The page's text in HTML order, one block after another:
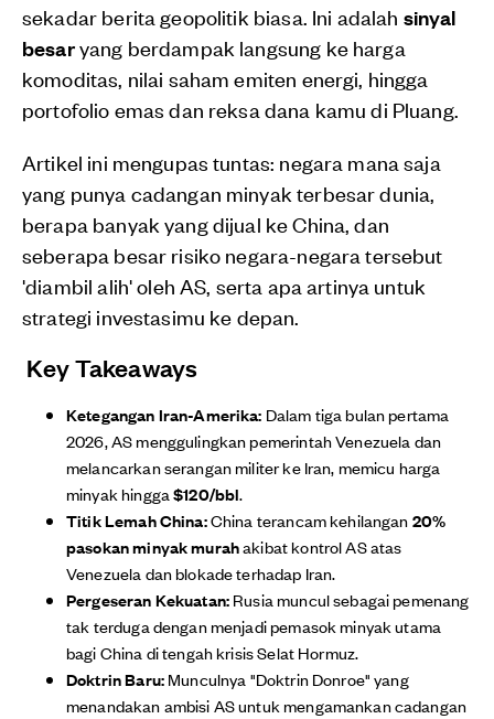
sekadar berita geopolitik biasa. Ini adalah sinyal
besaryang berdampak langsung ke harga
komoditas, nilai saham emiten energi, hingga
portofolio emas dan reksa dana kamu di Pluang.
Artikel ini mengupas tuntas: negara mana saja
yang punya cadangan minyak terbesar dunia,
berapa banyak yang dijual ke China, dan
seberapa besar risiko negara-negara tersebut
'diambil alih' oleh AS, serta apa artinya untuk
strategi investasimu ke depan.
Key Takeaways
Ketegangan Iran-Amerika: Dalam tiga bulan pertama
2026, AS menggulingkan pemerintah Venezuela dan
melancarkan serangan militer ke Iran, memicu harga
minyak hingga$120/bbl.
Titik Lemah China:China terancam kehilangan20%
pasokan minyak murahakibat kontrol AS atas
Venezuela dan blokade terhadap Iran.
Pergeseran Kekuatan:Rusia muncul sebagai pemenang
tak terduga dengan menjadi pemasok minyak utama
bagi China di tengah krisis Selat Hormuz.
Doktrin Baru:Munculnya "Doktrin Donroe" yang
menandakan ambisi AS untuk mengamankan cadangan